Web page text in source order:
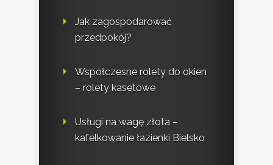
Jak zagospodarować
przedpokój?
Współczesne rolety do okien
– rolety kasetowe
Usługi na wagę złota –
kafelkowanie łazienki Bielsko